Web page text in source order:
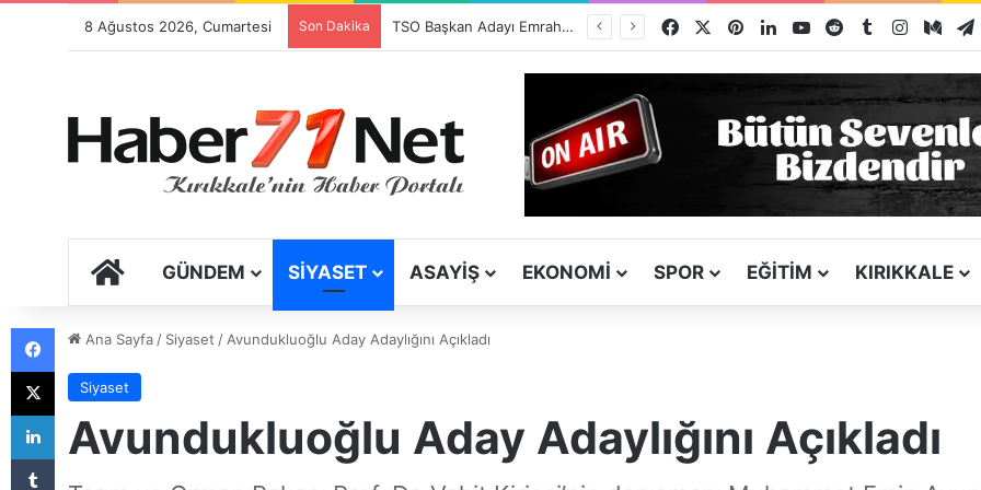
8 Ağustos 2026, Cumartesi Son Dakika Festival Sancısı Facebook PinterestLinkedInYouTubeRedditTumblrInstagram
ANA SAYFA
GÜNDEM SIYASET ASAYIŞ EKONOMI SPOR EĞITIM KIRIKKALE
Ana Sayfa/ Siyaset /Avundukluoğlu Aday Adaylığını Açıkladı
Siyaset
Avundukluoğlu Aday Adaylığını Açıkladı
Tumblr